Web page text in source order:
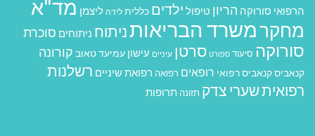
הרפואי סורוקה הריון טיפול ילדים כללית לידה ליצמן מד"א
מחקרמשרד הבריאות ניתוח ניתוחים סוכרת
סורוקה סיעוד ספורט סרטן עיניים עישון עמיעד טאוב קורונה
קנאביסקנאביס רפואי רופאים רפואה רפואת שיניים רשלנות
רפואיתשערי צדק תזונה תרופות